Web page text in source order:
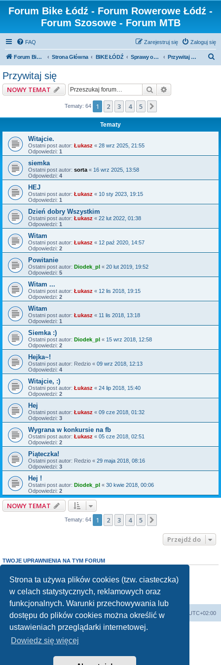
Strona ta używa plików cookies (tzw. ciasteczka)
w celach statystycznych, reklamowych oraz
funkcjonalnych. Warunki przechowywania lub
dostępu do plików cookies można określić w
ustawieniach przeglądarki internetowej.
Dowiedz się więcej
Forum Bike Łódź - Forum Rowerowe Łódź -
Forum Szosowe - Forum MTB
FAQ Zaloguj się
Zarejestruj się
Forum Bike Łódź - Forum Rowerowe Łódź - Forum Szosowe - Forum MTB Strona Główna BIKE ŁÓDŹ Sprawy organizacyjne forum Przywitaj się
Przywitaj się
NOWY TEMAT Szukaj
Tematy: 64 1 2 3 4 5
Tematy
Witajcie.
Ostatni post autor: Łukasz « 28 wrz 2025, 21:55
Odpowiedzi: 1
siemka
Ostatni post autor: sorta « 16 wrz 2025, 13:58
Odpowiedzi: 4
HEJ
Ostatni post autor: Łukasz « 10 sty 2023, 19:15
Odpowiedzi: 1
Dzień dobry Wszystkim
Ostatni post autor: Łukasz « 22 lut 2022, 01:38
Odpowiedzi: 1
Witam
Ostatni post autor: Łukasz « 12 paź 2020, 14:57
Odpowiedzi: 2
Powitanie
Ostatni post autor: Diodek_pl « 20 lut 2019, 19:52
Odpowiedzi: 5
Witam ...
Ostatni post autor: Łukasz « 12 lis 2018, 19:15
Odpowiedzi: 2
Witam
Ostatni post autor: Łukasz « 11 lis 2018, 13:18
Odpowiedzi: 1
Siemka :)
Ostatni post autor: Diodek_pl « 15 wrz 2018, 12:58
Odpowiedzi: 2
Hejka~!
Ostatni post autor: Redzio « 09 wrz 2018, 12:13
Odpowiedzi: 4
Witajcie, :)
Ostatni post autor: Łukasz « 24 lip 2018, 15:40
Odpowiedzi: 2
Hej
Ostatni post autor: Łukasz « 09 cze 2018, 01:32
Odpowiedzi: 3
Wygrana w konkursie na fb
Ostatni post autor: Łukasz « 05 cze 2018, 02:51
Odpowiedzi: 2
Piąteczka!
Ostatni post autor: Redzio « 29 maja 2018, 08:16
Odpowiedzi: 3
Hej !
Ostatni post autor: Diodek_pl « 30 kwie 2018, 00:06
Odpowiedzi: 2
NOWY TEMAT
Tematy: 64 1 2 3 4 5
Przejdź do
TWOJE UPRAWNIENIA NA TYM FORUM
Nie możesz odpowiadać w tematach
Nie możesz zmieniać swoich postów
Nie możeszusuwać swoich postów
dodawać załączników
Forum Bike Łódź - Forum Rowerowe Łódź - Forum Szosowe - Forum MTB Strona Główna Strefa czasowa UTC+02:00
Linki partnerskie: strony www lodz Fotografia Analogowa